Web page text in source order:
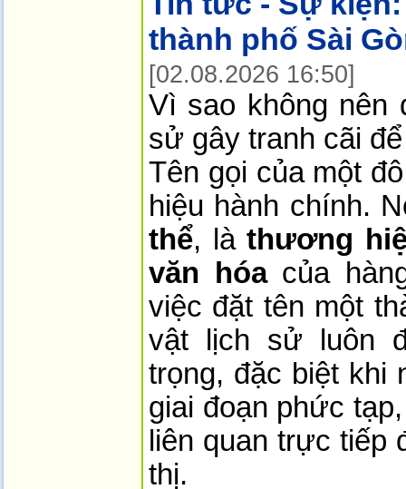
thành phố Sài
[02.08.2026 16:50]
Vì sao không nên
sử gây tranh cãi
Tên gọi của một
hiệu hành chính.
thể, làthương
văn hóacủa
việc đặt tên một
vật lịch sử luôn
trọng, đặc biệt khi
giai đoạn phức
liên quan trực tiếp
thị.